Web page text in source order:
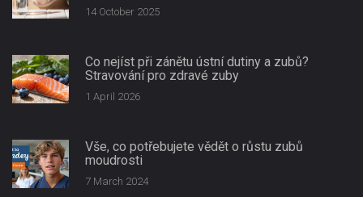
14 October 2025
Co nejíst při zánětu ústní dutiny a zubů?
Stravování pro zdravé zuby
1 April 2026
Vše, co potřebujete vědět o růstu zubů
moudrosti
7 March 2024